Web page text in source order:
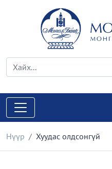
Нүүр Хуудас олдсонгүй